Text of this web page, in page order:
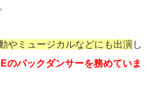
やミュージカルなどにも出演し
のバックダンサーを務めていま